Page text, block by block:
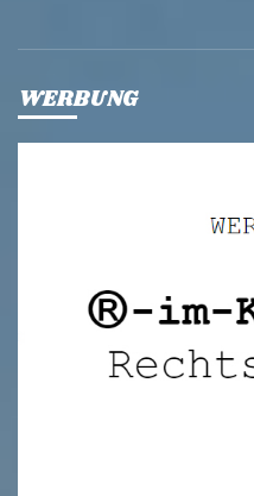
WERBUNG